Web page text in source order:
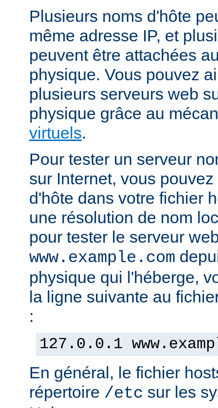
Plusieurs noms d'hôte
même adresse IP, et
peuvent être attachées
physique. Vous pouvez
plusieurs serveurs web
physique grâce au
virtuels.
Pour tester un serveur
sur Internet, vous
d'hôte dans votre fichier
une résolution de nom
pour tester le serveur
www.example.com
physique qui l'héberge,
la ligne suivante au
:
127.0.0.1
En général, le fichier
répertoire /etc sur les